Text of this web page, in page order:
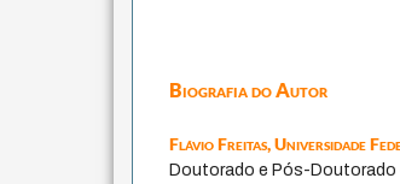
Biografia do Autor
Flávio Freitas,Universidade
Doutorado e Pós-Doutorado